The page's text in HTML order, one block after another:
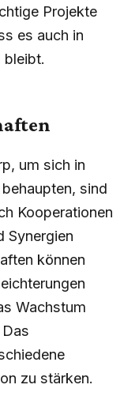
Projekte
es auch in
bleibt.
um sich in
sind
Kooperationen
Synergien
können
Wachstum
zu stärken.